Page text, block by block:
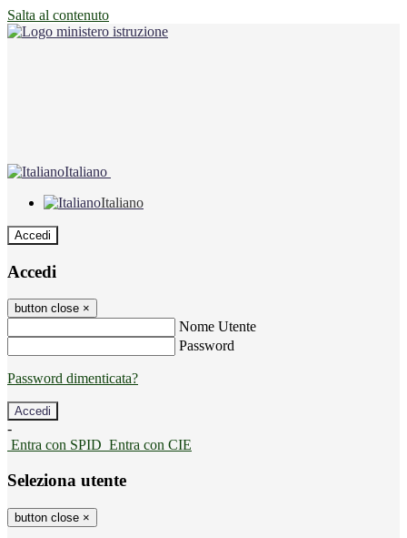
Salta al contenuto
Italiano
Italiano
Accedi
Accedi
button close ×
Nome Utente
Password
Password dimenticata?
-
Entra con SPID Entra con CIE
Seleziona utente
button close ×